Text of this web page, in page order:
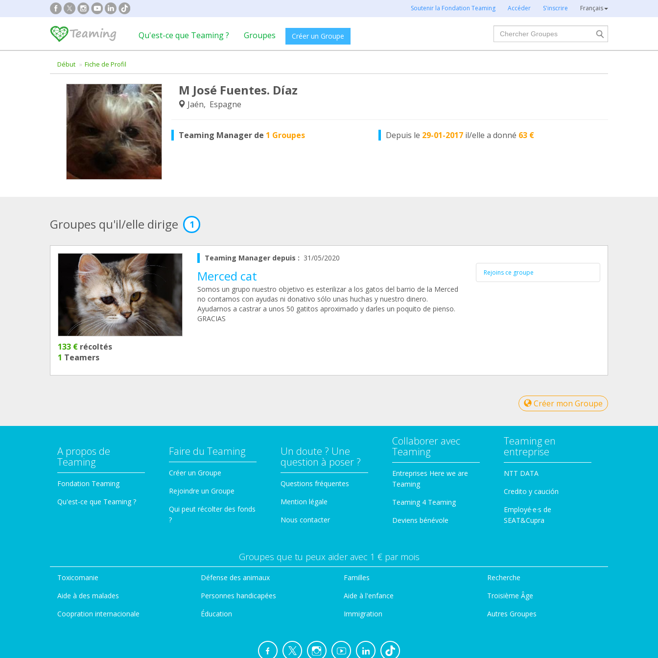
Soutenir la Fondation Teaming Accéder S'inscrire Français
Qu'est-ce que Teaming ? Groupes Créer un Groupe
Chercher
Début Fiche de Profil
M José Fuentes. Díaz
Jaén, Espagne
Teaming Manager de 1 Groupes Depuis le 29-01-2017 il/elle a donné 63 €
Groupes qu'il/elle dirige 1
133 € récoltés
1 Teamers
Teaming Manager depuis : 31/05/2020
Merced cat
Somos un grupo nuestro objetivo es esterilizar a los gatos del barrio de la Merced
no contamos con ayudas ni donativo sólo unas huchas y nuestro dinero.
Ayudarnos a castrar a unos 50 gatitos aproximado y darles un poquito de pienso.
GRACIAS
Rejoins ce groupe
Créer mon Groupe
A propos de
Teaming
Fondation Teaming
Qu'est-ce que Teaming ?
Faire du Teaming
Créer un Groupe
Rejoindre un Groupe
Qui peut récolter des fonds
?
Un doute ? Une
question à poser ?
Questions fréquentes
Mention légale
Nous contacter
Collaborer avec
Teaming
Entreprises Here we are
Teaming
Teaming 4 Teaming
Deviens bénévole
Teaming en
entreprise
NTT DATA
Credito y caución
Employé·e·s de
SEAT&Cupra
Groupes que tu peux aider avec 1 € par mois
Toxicomanie
Aide à des malades
Coopration internacionale
Défense des animaux
Personnes handicapées
Éducation
Familles
Aide à l'enfance
Immigration
Recherche
Troisième Âge
Autres Groupes